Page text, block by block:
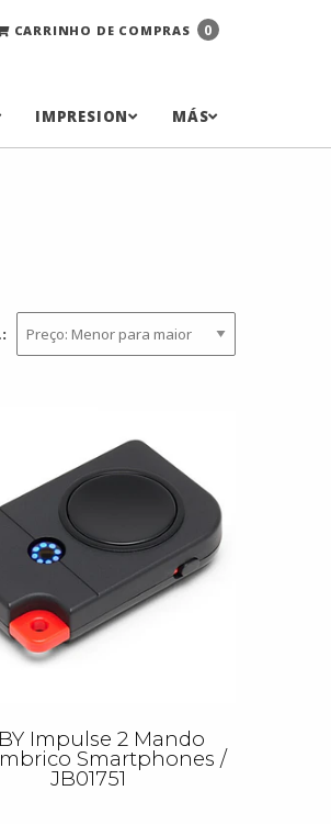
CARRINHO DE COMPRAS 0
IMPRESION MÁS
Impulse 2 Mando
Smartphones /
JB01751